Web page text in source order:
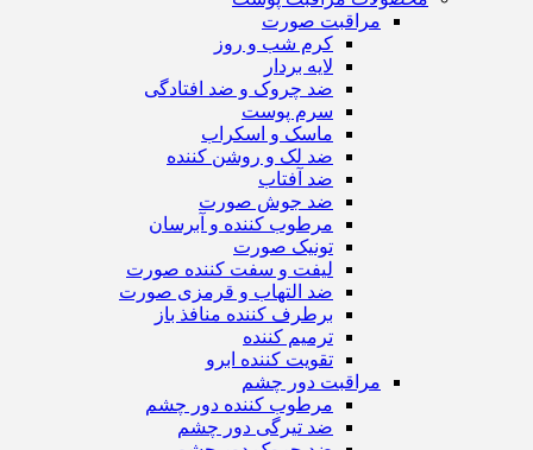
مراقبت صورت
کرم شب و روز
لایه بردار
ضد چروک و ضد افتادگی
سرم پوست
ماسک و اسکراب
ضد لک و روشن کننده
ضد آفتاب
ضد جوش صورت
مرطوب کننده و آبرسان
تونیک صورت
لیفت و سفت کننده صورت
ضد التهاب و قرمزی صورت
برطرف کننده منافذ باز
ترمیم کننده
تقویت کننده ابرو
مراقبت دور چشم
مرطوب کننده دور چشم
ضد تیرگی دور چشم